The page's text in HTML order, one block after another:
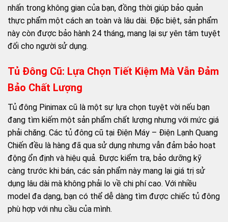
nhấn trong không gian của bạn, đồng thời giúp bảo quản
thực phẩm một cách an toàn và lâu dài. Đặc biệt, sản phẩm
này còn được bảo hành 24 tháng, mang lại sự yên tâm tuyệt
đối cho người sử dụng.
Tủ Đông Cũ: Lựa Chọn Tiết Kiệm Mà Vẫn Đảm
Bảo Chất Lượng
Tủ đông Pinimax cũ là một sự lựa chọn tuyệt vời nếu bạn
đang tìm kiếm một sản phẩm chất lượng nhưng với mức giá
phải chăng. Các tủ đông cũ tại Điện Máy – Điện Lạnh Quang
Chiến đều là hàng đã qua sử dụng nhưng vẫn đảm bảo hoạt
động ổn định và hiệu quả. Được kiểm tra, bảo dưỡng kỹ
càng trước khi bán, các sản phẩm này mang lại giá trị sử
dụng lâu dài mà không phải lo về chi phí cao. Với nhiều
model đa dạng, bạn có thể dễ dàng tìm được chiếc tủ đông
phù hợp với nhu cầu của mình.